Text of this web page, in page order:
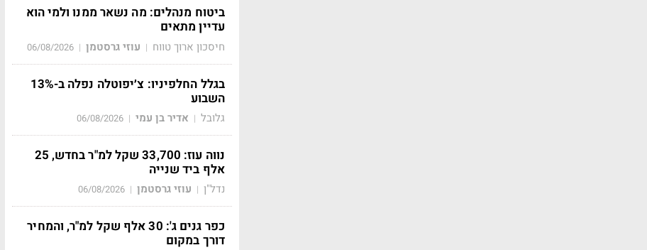
ביטוח מנהלים: מה נשאר ממנו ולמי הוא
עדיין מתאים
חיסכון ארוך טווח | עוזי גרסטמן |
06/08/2026
בגלל החלפיניו: צ׳יפוטלה נפלה ב-13%
השבוע
גלובל | אדיר בן עמי |
06/08/2026
נווה עוז: 33,700 שקל למ"ר בחדש, 25
אלף ביד שנייה
נדל"ן | עוזי גרסטמן |
06/08/2026
כפר גנים ג': 30 אלף שקל למ"ר, והמחיר
דורך במקום